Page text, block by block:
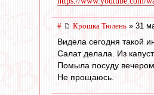
# Крошка Тюлень » 31
Видела сегодня такой
Салат делала. Из
Помыла посуду
Не прощаюсь.